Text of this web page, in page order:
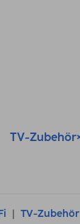
TV-Zubehör
TV-Zubehör